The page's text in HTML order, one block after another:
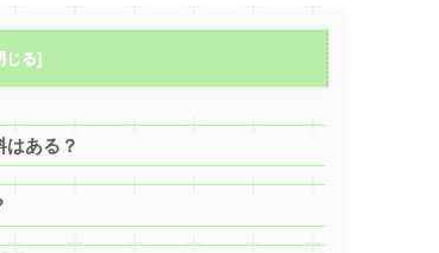
ある？